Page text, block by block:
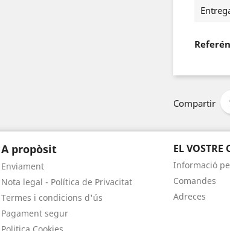
Compartir
A propòsit
Enviament
Nota legal - Política de Privacitat
Termes i condicions d'ús
Pagament segur
EL VOSTRE
Informació
Comandes
Adreces